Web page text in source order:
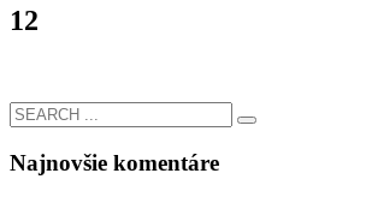
12
Najnovšie komentáre